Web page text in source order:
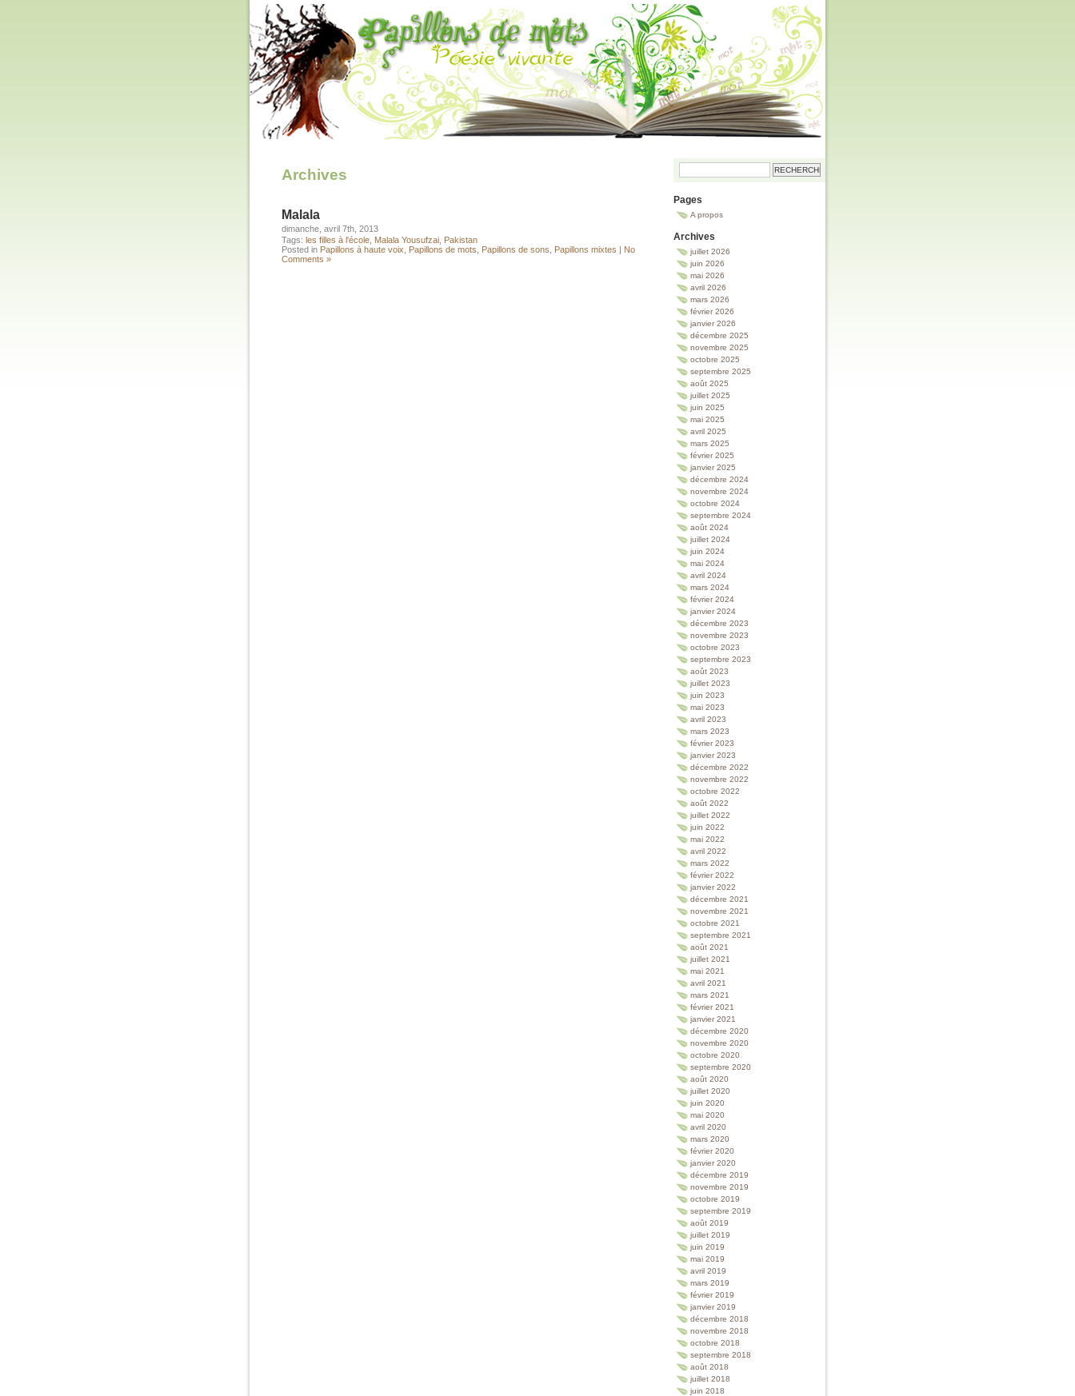
Archives
Malala
dimanche, avril 7th, 2013
Tags: les filles à l'école Malala Yousufzai Pakistan
Posted in Papillons à haute voix Papillons de mots Papillons de sons Papillons mixtes | No
Comments »
Pages
A propos
Archives
juillet 2026
juin 2026
mai 2026
avril 2026
mars 2026
février 2026
janvier 2026
décembre 2025
novembre 2025
octobre 2025
septembre 2025
août 2025
juillet 2025
juin 2025
mai 2025
avril 2025
mars 2025
février 2025
janvier 2025
décembre 2024
novembre 2024
octobre 2024
septembre 2024
août 2024
juillet 2024
juin 2024
mai 2024
avril 2024
mars 2024
février 2024
janvier 2024
décembre 2023
novembre 2023
octobre 2023
septembre 2023
août 2023
juillet 2023
juin 2023
mai 2023
avril 2023
mars 2023
février 2023
janvier 2023
décembre 2022
novembre 2022
octobre 2022
août 2022
juillet 2022
juin 2022
mai 2022
avril 2022
mars 2022
février 2022
janvier 2022
décembre 2021
novembre 2021
octobre 2021
septembre 2021
août 2021
juillet 2021
mai 2021
avril 2021
mars 2021
février 2021
janvier 2021
décembre 2020
novembre 2020
octobre 2020
septembre 2020
août 2020
juillet 2020
juin 2020
mai 2020
avril 2020
mars 2020
février 2020
janvier 2020
décembre 2019
novembre 2019
octobre 2019
septembre 2019
août 2019
juillet 2019
juin 2019
mai 2019
avril 2019
mars 2019
février 2019
janvier 2019
décembre 2018
novembre 2018
octobre 2018
septembre 2018
août 2018
juillet 2018
juin 2018